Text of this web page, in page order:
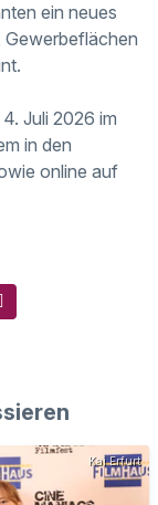
ein neues
Gewerbeflächen
Juli 2026 im
in den
online auf
Kai Erfurt